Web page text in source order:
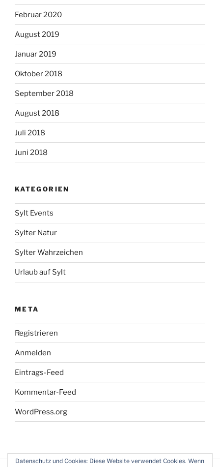
Februar 2020
August 2019
Januar 2019
Oktober 2018
September 2018
August 2018
Juli 2018
Juni 2018
KATEGORIEN
Sylt Events
Sylter Natur
Sylter Wahrzeichen
Urlaub auf Sylt
META
Registrieren
Anmelden
Eintrags-Feed
Kommentar-Feed
WordPress.org
Datenschutz und Cookies: Diese Website verwendet Cookies. Wenn